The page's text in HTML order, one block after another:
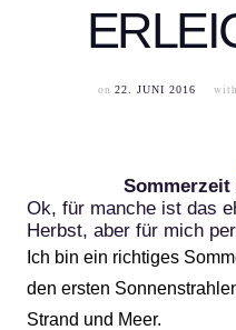
on 22. JUNI 2016 with
Ok, für manche ist das
Herbst, aber für mich
Ich bin ein richtiges
den ersten
Strand und Meer.